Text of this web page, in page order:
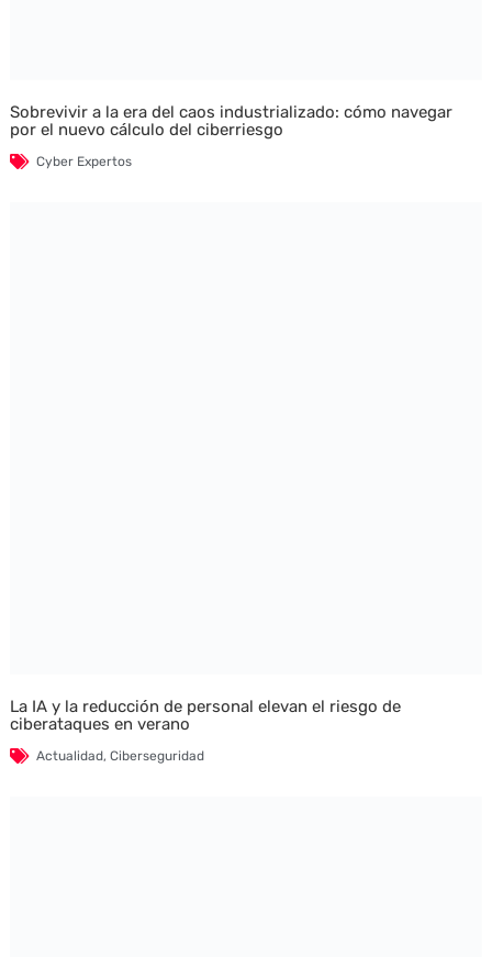
Sobrevivir a la era del caos industrializado: cómo navegar
por el nuevo cálculo del ciberriesgo
Cyber Expertos
La IA y la reducción de personal elevan el riesgo de
ciberataques en verano
Actualidad, Ciberseguridad